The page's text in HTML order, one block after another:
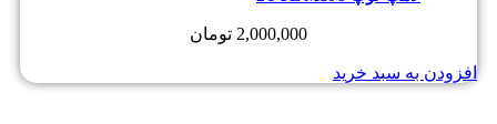
2,000,000 تومان
افزودن به سبد خرید